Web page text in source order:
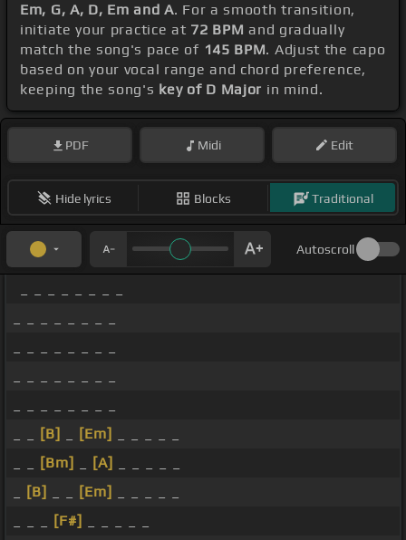
Em, G, A, D, Em and A. For a smooth transition,
initiate your practice at 72 BPM and gradually
match the song's pace of 145 BPM. Adjust the capo
based on your vocal range and chord preference,
keeping the song's key of D Major in mind.
PDF Midi Edit
Hide lyrics Blocks Traditional
Autoscroll
[B] [Em]
[Bm] [A]
[B] [Em]
[F#]